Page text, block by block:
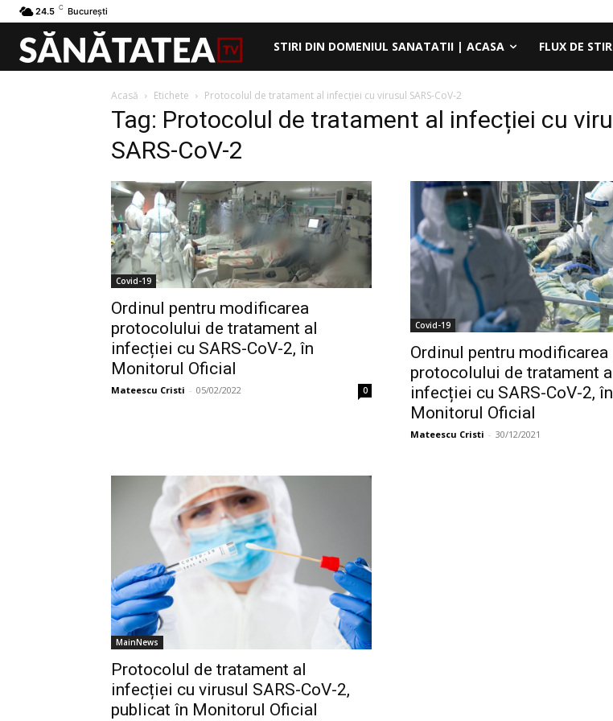
24.5 C București
STIRI DIN DOMENIUL SANATATII | ACASA FLUX DE
Acasă Etichete Protocolul de tratament al infecției cu virusul SARS-CoV-2
Tag: Protocolul de tratament al infecției cu
SARS-CoV-2
Covid-19
Ordinul pentru modificarea
protocolului de tratament al
infecției cu SARS-CoV-2, în
Monitorul Oficial
Mateescu Cristi - 05/02/2022 0
Covid-19
Ordinul pentru modificarea
protocolului de tratament
infecției cu SARS-CoV-2, în
Monitorul Oficial
Mateescu Cristi - 30/12/2021
MainNews
Protocolul de tratament al
infecției cu virusul SARS-CoV-2,
publicat în Monitorul Oficial